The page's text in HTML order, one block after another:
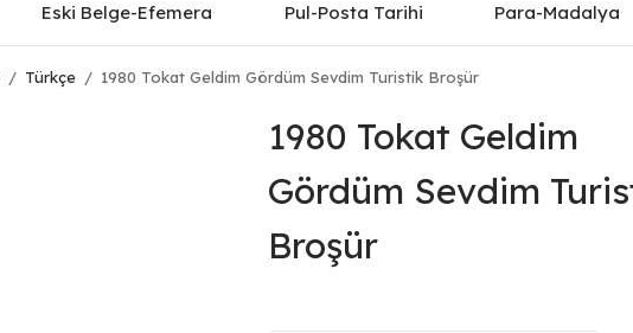
Eski Belge-Efemera Pul-Posta Tarihi Para-Madalya
/ Türkçe / 1980 Tokat Geldim Gördüm Sevdim Turistik Broşür
1980 Tokat Geldim
Gördüm Sevdim
Broşür